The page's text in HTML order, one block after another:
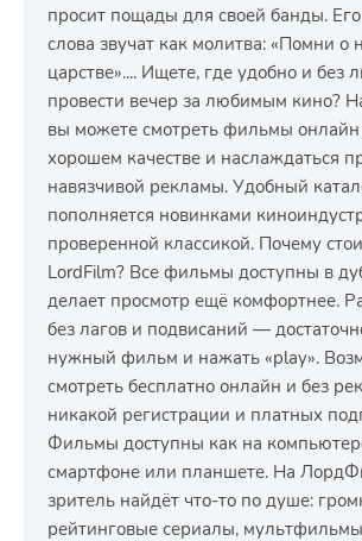
просит пощады для своей банды.
слова звучат как молитва: «Помни о
царстве».... Ищете, где удобно и без
провести вечер за любимым кино?
вы можете смотреть фильмы онлайн
хорошем качестве и наслаждаться
навязчивой рекламы. Удобный
пополняется новинками
проверенной классикой. Почему
LordFilm? Все фильмы доступны в
делает просмотр ещё комфортнее.
без лагов и подвисаний —
нужный фильм и нажать «play».
смотреть бесплатно онлайн и без
никакой регистрации и платных
Фильмы доступны как на
смартфоне или планшете. На
зритель найдёт что-то по душе:
рейтинговые сериалы,